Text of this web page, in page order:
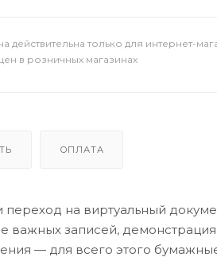
действительна только для интернет-
в розничных магазинах
ОПЛАТА
на виртуальный
записей,
— для всего этого